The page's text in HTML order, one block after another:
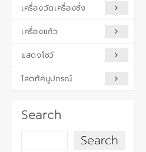
เครื่องวัดเครื่องชั่ง
เครื่องแก้ว
แสดงโชว์
โสตทัศนูปกรณ์
Search
Search